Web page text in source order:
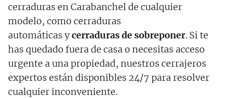
cerraduras en Carabanchel de cualquier
modelo, como cerraduras
automáticas ycerraduras de sobreponer. Si te
has quedado fuera de casa o necesitas acceso
urgente a una propiedad, nuestros cerrajeros
expertos están disponibles 24/7 para resolver
cualquier inconveniente.